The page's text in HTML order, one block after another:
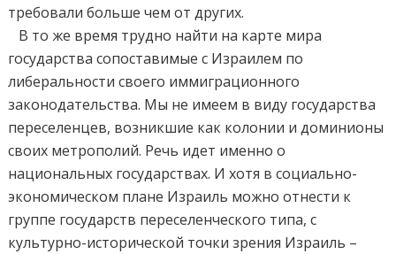
требовали больше чем от других.
В то же время трудно найти на карте мира
государства сопоставимые с Израилем по
либеральности своего иммиграционного
законодательства. Мы не имеем в виду государства
переселенцев, возникшие как колонии и доминионы
своих метрополий. Речь идет именно о
национальных государствах. И хотя в социально-
экономическом плане Израиль можно отнести к
группе государств переселенческого типа, с
культурно-исторической точки зрения Израиль –